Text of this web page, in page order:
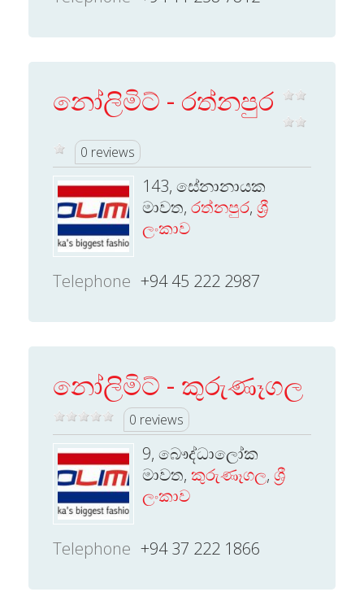
නෝලිමිට් - රත්නපුර
0 reviews
143, සේනානායක
මාවත, රත්නපුර, ශ්‍රී
ලංකාව
Telephone +94 45 222 2987
නෝලිමිට් - කුරුණෑගල
0 reviews
9, බෞද්ධාලෝක
මාවත, කුරුණෑගල, ශ්‍රී
ලංකාව
Telephone +94 37 222 1866